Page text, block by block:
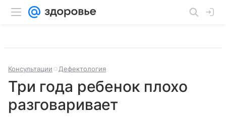
Консультации Дефектология
Три года ребенок плохо
разговаривает